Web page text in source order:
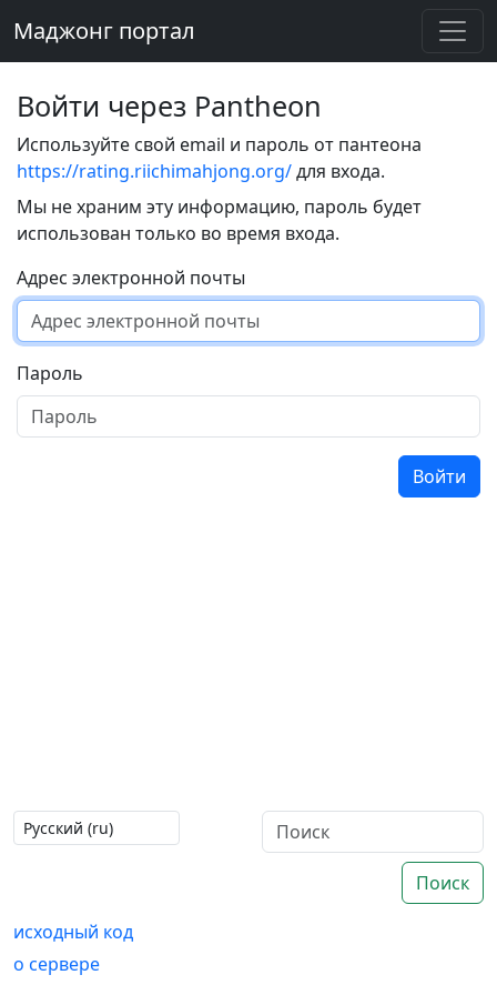
Маджонг портал
Войти через Pantheon
Используйте свой email и пароль от пантеона
https://rating.riichimahjong.org/для входа.
Мы не храним эту информацию, пароль будет
использован только во время входа.
Адрес электронной почты
Пароль
Войти
Поиск
исходный код
о сервере